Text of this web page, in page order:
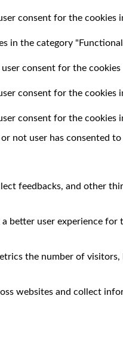
consent for the cookies
in the category
consent for the
consent for the cookies
consent for the cookies
not user has consented
feedbacks, and other
better user experience for
the number of
websites and collect